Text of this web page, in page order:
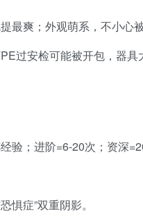
最爽；外观萌系，不小心
过安检可能被开包，器
验；进阶=6-20次；资深
惧症”双重阴影。